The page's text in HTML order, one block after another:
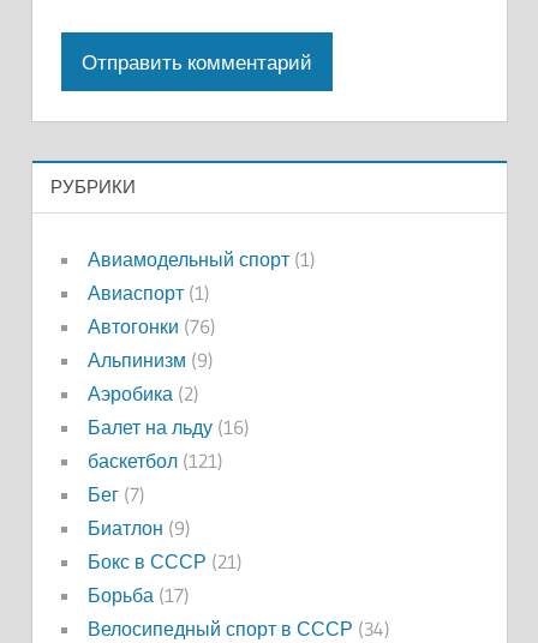
РУБРИКИ
Авиамодельный спорт(1)
Авиаспорт(1)
Автогонки (76)
Альпинизм (9)
Аэробика(2)
Балет на льду(16)
баскетбол(121)
Бег(7)
Биатлон (9)
Бокс в СССР (21)
Борьба(17)
Велосипедный спорт в СССР (34)